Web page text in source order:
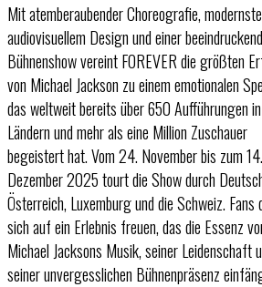
Mit atemberaubender Choreografie,
audiovisuellem Design und einer
Bühnenshow vereint FOREVER die größten
von Michael Jackson zu einem emotionalen
das weltweit bereits über 650 Aufführungen
Ländern und mehr als eine Million Zuschauer
begeistert hat. Vom 24. November bis zum 14.
Dezember 2025 tourt die Show durch
Österreich, Luxemburg und die Schweiz. Fans
sich auf ein Erlebnis freuen, das die Essenz
Michael Jacksons Musik, seiner Leidenschaft
seiner unvergesslichen Bühnenpräsenz